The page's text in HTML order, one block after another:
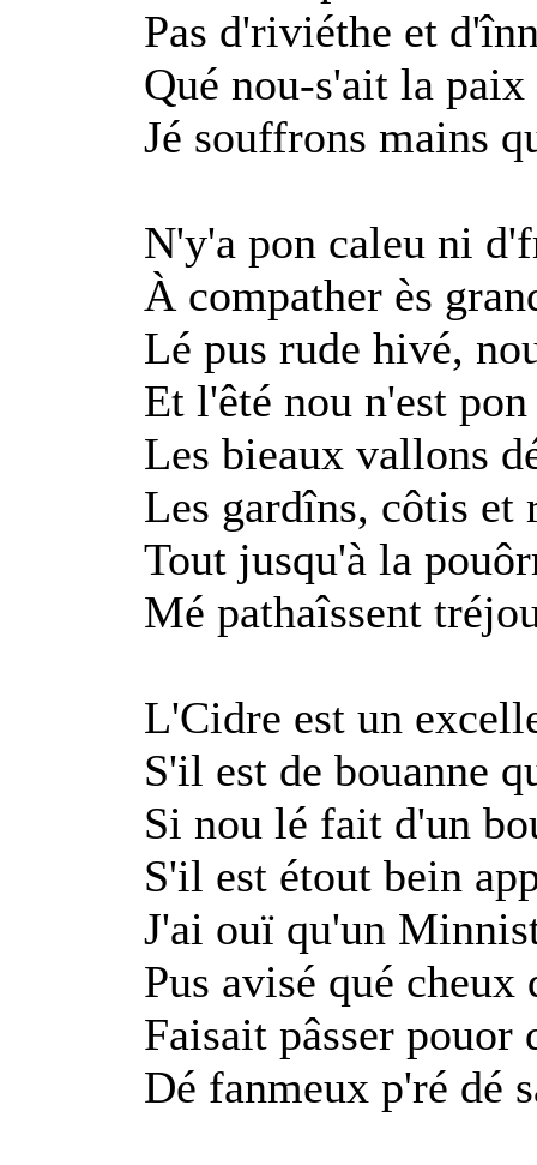
Pas d'riviéthe et
Qué nou-s'ait la
Jé souffrons mains
N'y'a pon caleu ni
À compather ès
Lé pus rude hivé,
Et l'êté nou n'est
Les bieaux vallons
Les gardîns, côtis et
Tout jusqu'à la
Mé pathaîssent
L'Cidre est un
S'il est de bouanne
Si nou lé fait d'un
S'il est étout bein
J'ai ouï qu'un
Pus avisé qué cheux
Faisait pâsser pouor
Dé fanmeux p'ré dé